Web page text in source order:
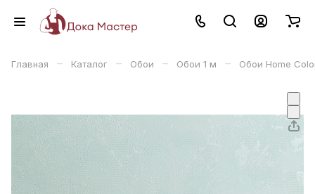
Главная – Каталог – Обои – Обои 1 м – Обои Home